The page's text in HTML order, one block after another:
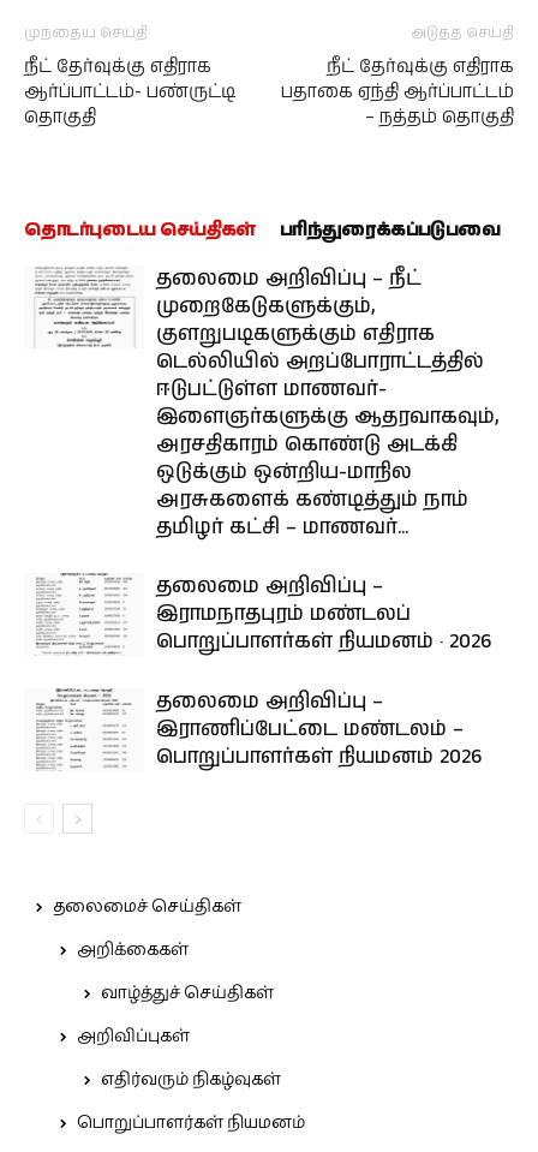
முந்தைய செய்தி
நீட் தேர்வுக்கு எதிராக
ஆர்ப்பாட்டம்- பண்ருட்டி
தொகுதி
அடுத்த செய்தி
நீட் தேர்வுக்கு எதிராக
பதாகை ஏந்தி ஆர்ப்பாட்டம்
– நத்தம் தொகுதி
தொடர்புடைய செய்திகள் பரிந்துரைக்கப்படுபவை
தலைமை அறிவிப்பு – நீட்
முறைகேடுகளுக்கும்,
குளறுபடிகளுக்கும் எதிராக
டெல்லியில் அறப்போராட்டத்தில்
ஈடுபட்டுள்ள மாணவர்-
இளைஞர்களுக்கு ஆதரவாகவும்,
அரசதிகாரம் கொண்டு அடக்கி
ஒடுக்கும் ஒன்றிய-மாநில
அரசுகளைக் கண்டித்தும் நாம்
தமிழர் கட்சி – மாணவர்...
தலைமை அறிவிப்பு –
இராமநாதபுரம் மண்டலப்
பொறுப்பாளர்கள் நியமனம் · 2026
தலைமை அறிவிப்பு –
இராணிப்பேட்டை மண்டலம் –
பொறுப்பாளர்கள் நியமனம் 2026
தலைமைச் செய்திகள்
அறிக்கைகள்
வாழ்த்துச் செய்திகள்
அறிவிப்புகள்
எதிர்வரும் நிகழ்வுகள்
பொறுப்பாளர்கள் நியமனம்